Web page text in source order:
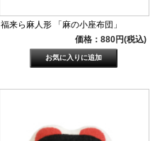
福来ら麻人形 「麻の小座布団」
価格：880円(税込)